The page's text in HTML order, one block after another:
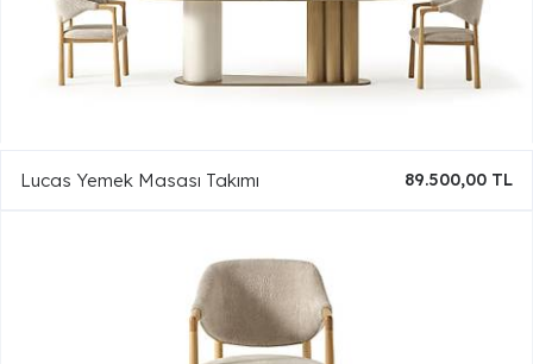
Lucas Yemek Masası Takımı 89.500,00 TL